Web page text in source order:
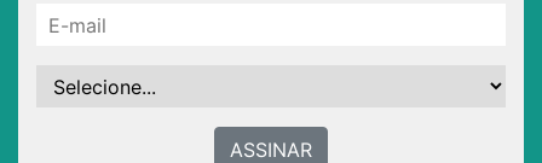
ASSINAR